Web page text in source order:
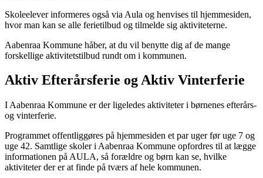
Skoleelever informeres også via Aula og henvises til hjemmesiden,
hvor man kan se alle ferietilbud og tilmelde sig aktiviteterne.
Aabenraa Kommune håber, at du vil benytte dig af de mange
forskellige aktivitetstilbud rundt om i kommunen.
Aktiv Efterårsferie og Aktiv Vinterferie
I Aabenraa Kommune er der ligeledes aktiviteter i børnenes efterårs-
og vinterferie.
Programmet offentliggøres på hjemmesiden et par uger før uge 7 og
uge 42. Samtlige skoler i Aabenraa Kommune opfordres til at lægge
informationen på AULA, så forældre og børn kan se, hvilke
aktiviteter der er at finde på tværs af hele kommunen.